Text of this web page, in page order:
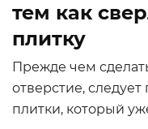
тем как
плитку
Прежде чем
отверстие, следует
плитки, который